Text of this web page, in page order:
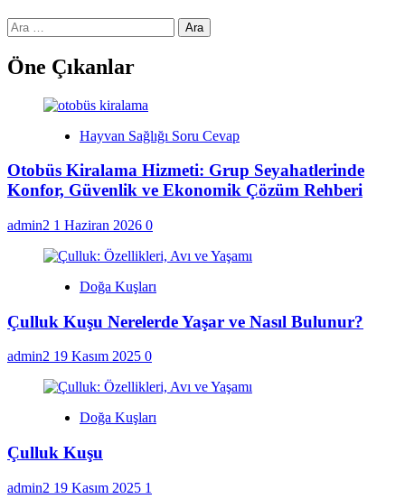
Arama:
Öne Çıkanlar
Hayvan Sağlığı Soru Cevap
Otobüs Kiralama Hizmeti: Grup Seyahatlerinde
Konfor, Güvenlik ve Ekonomik Çözüm Rehberi
admin2 1 Haziran 2026 0
Doğa Kuşları
Çulluk Kuşu Nerelerde Yaşar ve Nasıl Bulunur?
admin2 19 Kasım 2025 0
Doğa Kuşları
Çulluk Kuşu
admin2 19 Kasım 2025 1